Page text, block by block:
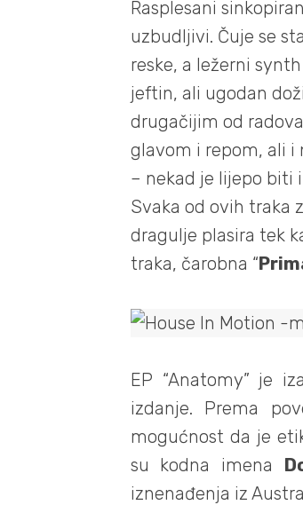
Rasplesani
uzbudljivi. Čuje se
reske, a ležerni
jeftin, ali ugodan
drugačijim od
glavom i repom, ali i
– nekad je lijepo biti
Svaka od ovih traka
dragulje plasira tek
traka, čarobna “
EP “Anatomy” je
izdanje. Prema
mogućnost da je
su kodna imena
iznenađenja iz